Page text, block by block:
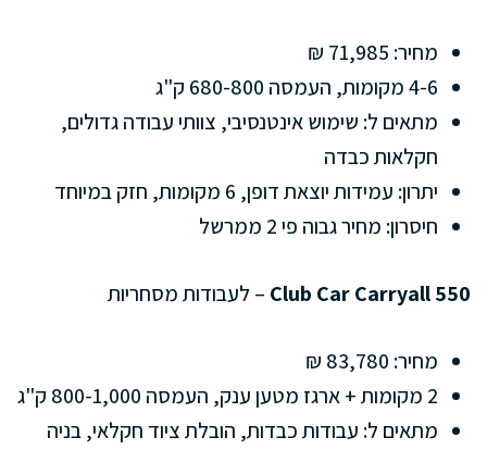
מחיר: 71,985 ₪
4-6 מקומות, העמסה 680-800 ק"ג
מתאים ל: שימוש אינטנסיבי, צוותי עבודה גדולים,
חקלאות כבדה
יתרון: עמידות יוצאת דופן, 6 מקומות, חזק במיוחד
חיסרון: מחיר גבוה פי 2 ממרשל
Club Car Carryall 550 – לעבודות מסחריות
מחיר: 83,780 ₪
2 מקומות + ארגז מטען ענק, העמסה 800-1,000 ק"ג
מתאים ל: עבודות כבדות, הובלת ציוד חקלאי, בניה